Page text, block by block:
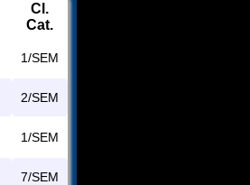
Cl.
Cat.
1/SEM
2/SEM
1/SEM
7/SEM